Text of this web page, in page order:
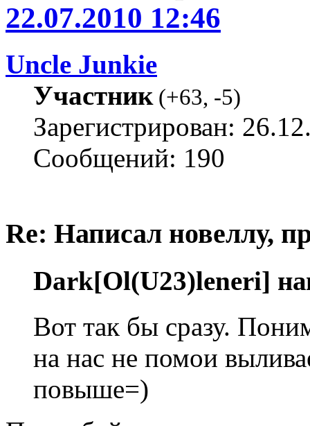
22.07.2010 12:46
Uncle Junkie
Участник(+63, -5)
Зарегистрирован:
Сообщений: 190
Re: Написал новеллу,
Dark[Ol(U23)leneri]
Вот так бы сразу.
на нас не помои
повыше=)